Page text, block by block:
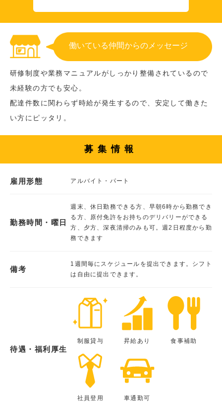
働いている仲間からのメッセージ
研修制度や業務マニュアルがしっかり整備されているので
未経験の方でも安心。
配達件数に関わらず時給が発生するので、安定して働きた
い方にピッタリ。
募集情報
雇用形態 アルバイト・パート
勤務時間・曜日
週末、休日勤務できる方、早朝6時から勤務でき
る方、原付免許をお持ちのデリバリーができる
方、夕方、深夜清掃のみも可。週2日程度から勤
務できます
備考
1週間毎にスケジュールを提出できます。シフト
は自由に提出できます。
待遇・福利厚生
制服貸与 昇給あり 食事補助
社員登用 車通勤可